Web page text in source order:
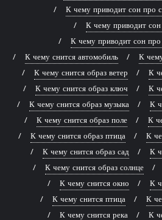
К чему приводит сон про
К чему приводит сон
К чему приводит сон
К чему снится автомобиль
К
К чему снится образ ветер
К
К чему снится образ ключ
К
К чему снится образ музыка
К
К чему снится образ поле
К
К чему снится образ птица
К
К чему снится образ сад
К
К чему снится образ солнце
К чему снится окно
К
К чему снится птица
К
К чему снится река
К